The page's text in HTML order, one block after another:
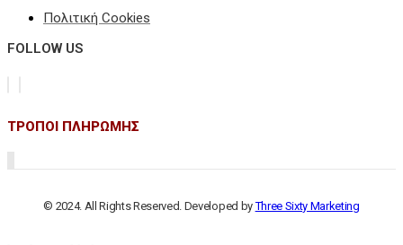
Πολιτική Cookies
FOLLOW US
ΤΡΟΠΟΙ ΠΛΗΡΩΜΗΣ
© 2024. All Rights Reserved. Developed byThree Sixty Marketing